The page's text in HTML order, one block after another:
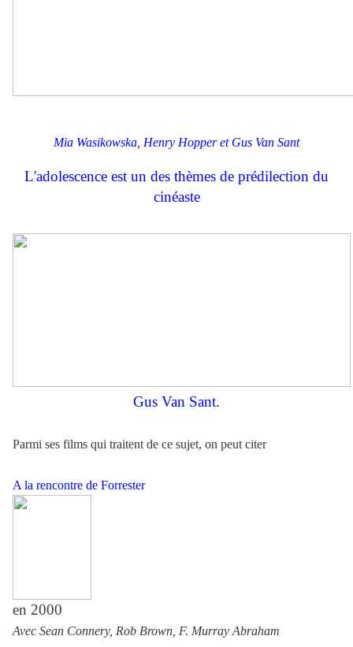
Mia Wasikowska, Henry Hopper et Gus Van Sant
L'adolescence est un des thèmes de prédilection du
cinéaste
Gus Van Sant.
Parmi ses films qui traitent de ce sujet, on peut citer
A la rencontre de Forrester
en 2000
Avec Sean Connery, Rob Brown, F. Murray Abraham